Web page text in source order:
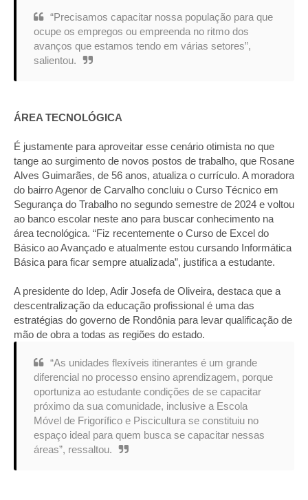
“Precisamos capacitar nossa população para que
ocupe os empregos ou empreenda no ritmo dos
avanços que estamos tendo em várias setores”,
salientou.
ÁREA TECNOLÓGICA
É justamente para aproveitar esse cenário otimista no que
tange ao surgimento de novos postos de trabalho, que Rosane
Alves Guimarães, de 56 anos, atualiza o currículo. A moradora
do bairro Agenor de Carvalho concluiu o Curso Técnico em
Segurança do Trabalho no segundo semestre de 2024 e voltou
ao banco escolar neste ano para buscar conhecimento na
área tecnológica. “Fiz recentemente o Curso de Excel do
Básico ao Avançado e atualmente estou cursando Informática
Básica para ficar sempre atualizada”, justifica a estudante.
A presidente do Idep, Adir Josefa de Oliveira, destaca que a
descentralização da educação profissional é uma das
estratégias do governo de Rondônia para levar qualificação de
mão de obra a todas as regiões do estado.
“As unidades flexíveis itinerantes é um grande
diferencial no processo ensino aprendizagem, porque
oportuniza ao estudante condições de se capacitar
próximo da sua comunidade, inclusive a Escola
Móvel de Frigorífico e Piscicultura se constituiu no
espaço ideal para quem busca se capacitar nessas
áreas”, ressaltou.